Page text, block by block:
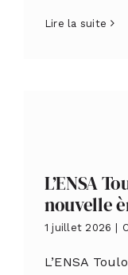
Lire la suite
L’ENSA
nouvelle
1 juillet 2026
L’ENSA